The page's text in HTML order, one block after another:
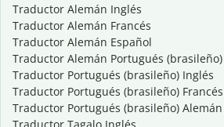
Traductor Alemán Inglés
Traductor Alemán Francés
Traductor Alemán Español
Traductor Alemán Portugués (brasileño)
Traductor Portugués (brasileño) Inglés
Traductor Portugués (brasileño) Francés
Traductor Portugués (brasileño) Alemán